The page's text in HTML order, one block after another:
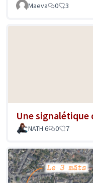
Maeva
0 3
Une signalétique
NATH 6
0 7